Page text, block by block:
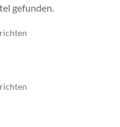
gefunden.